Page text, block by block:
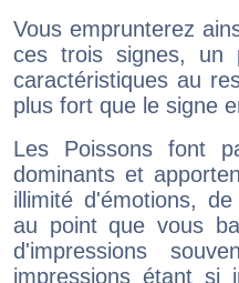
Vous emprunterez
ces trois signes, un
caractéristiques au
plus fort que le signe
Les Poissons font
dominants et
illimité d'émotions,
au point que vous
d'impressions
impressions étant si